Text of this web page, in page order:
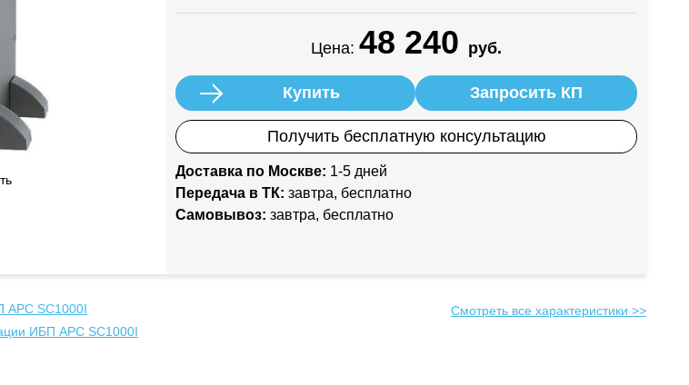
Цена: 48 240 руб.
Купить Запросить КП
Получить бесплатную консультацию
Доставка по Москве: 1-5 дней
Передача в ТК: завтра, бесплатно
Самовывоз: завтра, бесплатно
APC SC1000I
ИБП APC SC1000I
Смотреть все характеристики >>